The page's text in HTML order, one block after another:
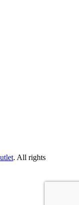
. All rights